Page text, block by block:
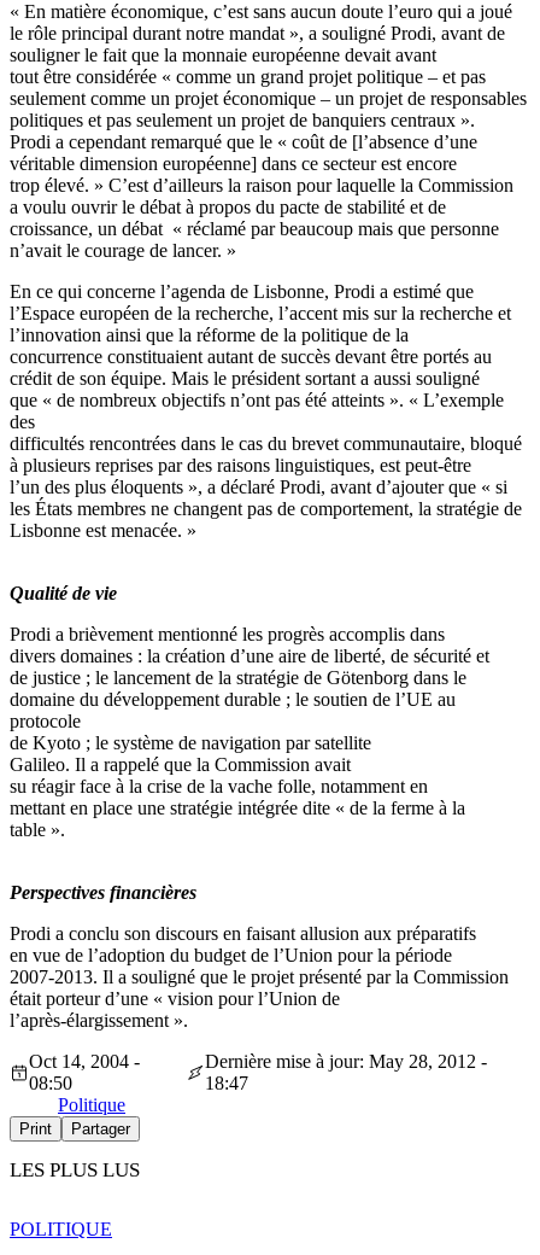
« En matière économique, c’est sans aucun doute l’euro qui a joué
le rôle principal durant notre mandat », a souligné Prodi, avant de
souligner le fait que la monnaie européenne devait avant
tout être considérée « comme un grand projet politique – et pas
seulement comme un projet économique – un projet de responsables
politiques et pas seulement un projet de banquiers centraux ».
Prodi a cependant remarqué que le « coût de [l’absence d’une
véritable dimension européenne] dans ce secteur est encore
trop élevé. » C’est d’ailleurs la raison pour laquelle la Commission
a voulu ouvrir le débat à propos du pacte de stabilité et de
croissance, un débat « réclamé par beaucoup mais que personne
n’avait le courage de lancer. »
En ce qui concerne l’agenda de Lisbonne, Prodi a estimé que
l’Espace européen de la recherche, l’accent mis sur la recherche et
l’innovation ainsi que la réforme de la politique de la
concurrence constituaient autant de succès devant être portés au
crédit de son équipe. Mais le président sortant a aussi souligné
que « de nombreux objectifs n’ont pas été atteints ». « L’exemple
des
difficultés rencontrées dans le cas du brevet communautaire, bloqué
à plusieurs reprises par des raisons linguistiques, est peut-être
l’un des plus éloquents », a déclaré Prodi, avant d’ajouter que « si
les États membres ne changent pas de comportement, la stratégie de
Lisbonne est menacée. »
Qualité de vie
Prodi a brièvement mentionné les progrès accomplis dans
divers domaines : la création d’une aire de liberté, de sécurité et
de justice ; le lancement de la stratégie de Götenborg dans le
domaine du développement durable ; le soutien de l’UE au
protocole
de Kyoto ; le système de navigation par satellite
Galileo. Il a rappelé que la Commission avait
su réagir face à la crise de la vache folle, notamment en
mettant en place une stratégie intégrée dite « de la ferme à la
table ».
Perspectives financières
Prodi a conclu son discours en faisant allusion aux préparatifs
en vue de l’adoption du budget de l’Union pour la période
2007-2013. Il a souligné que le projet présenté par la Commission
était porteur d’une « vision pour l’Union de
l’après-élargissement ».
Oct 14, 2004 -
08:50
Dernière mise à jour: May 28, 2012 -
18:47
Politique
Print Partager
LES PLUS LUS
POLITIQUE